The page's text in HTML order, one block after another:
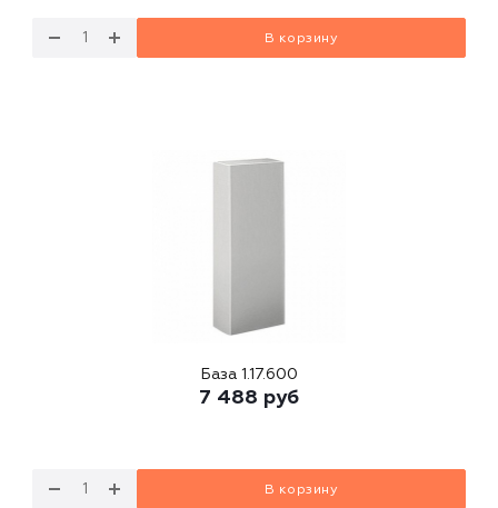
В корзину
База 1.17.600
7 488 руб
В корзину